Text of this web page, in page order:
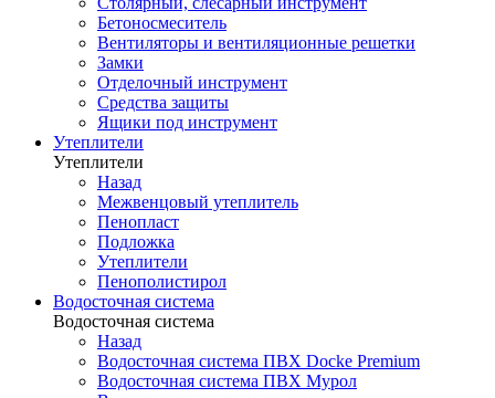
Бетоносмеситель
Вентиляторы и вентиляционные решетки
Замки
Отделочный инструмент
Средства защиты
Ящики под инструмент
Утеплители
Утеплители
Назад
Межвенцовый утеплитель
Пенопласт
Подложка
Утеплители
Пенополистирол
Водосточная система
Водосточная система
Назад
Водосточная система ПВХ Docke Premium
Водосточная система ПВХ Мурол